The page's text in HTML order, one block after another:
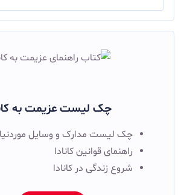
چک لیست عزیمت به
چک لیست مدارک و وسایل
راهنمای قوانین کانادا
شروع زندگی در کانادا